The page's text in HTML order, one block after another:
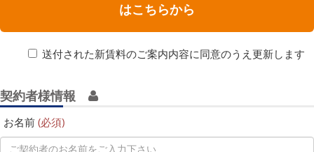
はこちらから
送付された新賃料のご案内内容に同意のうえ更新します
契約者様情報
お名前 (必須)